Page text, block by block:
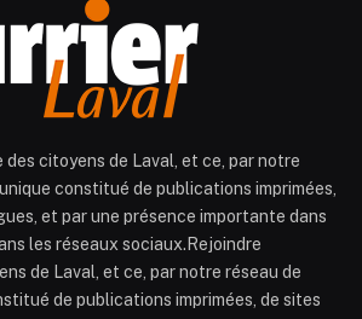
des citoyens de Laval, et ce, par notre
constitué de publications imprimées,
et par une présence importante dans
les réseaux sociaux.Rejoindre
de Laval, et ce, par notre réseau de
de publications imprimées, de sites